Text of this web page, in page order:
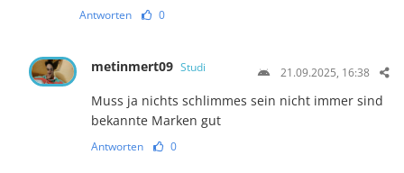
Antworten 0
metinmert09 Studi 21.09.2025, 16:38
Muss ja nichts schlimmes sein nicht immer sind
bekannte Marken gut
Antworten 0